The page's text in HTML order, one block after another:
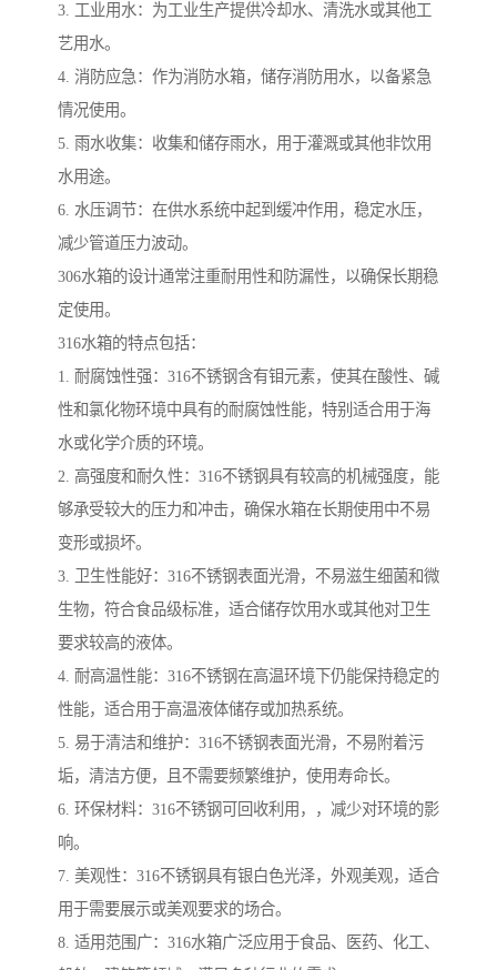
3. 工业用水：为工业生产提供冷却水、清洗水或其他工
艺用水。
4. 消防应急：作为消防水箱，储存消防用水，以备紧急
情况使用。
5. 雨水收集：收集和储存雨水，用于灌溉或其他非饮用
水用途。
6. 水压调节：在供水系统中起到缓冲作用，稳定水压，
减少管道压力波动。
306水箱的设计通常注重耐用性和防漏性，以确保长期稳
定使用。
316水箱的特点包括：
1. 耐腐蚀性强：316不锈钢含有钼元素，使其在酸性、碱
性和氯化物环境中具有的耐腐蚀性能，特别适合用于海
水或化学介质的环境。
2. 高强度和耐久性：316不锈钢具有较高的机械强度，能
够承受较大的压力和冲击，确保水箱在长期使用中不易
变形或损坏。
3. 卫生性能好：316不锈钢表面光滑，不易滋生细菌和微
生物，符合食品级标准，适合储存饮用水或其他对卫生
要求较高的液体。
4. 耐高温性能：316不锈钢在高温环境下仍能保持稳定的
性能，适合用于高温液体储存或加热系统。
5. 易于清洁和维护：316不锈钢表面光滑，不易附着污
垢，清洁方便，且不需要频繁维护，使用寿命长。
6. 环保材料：316不锈钢可回收利用，，减少对环境的影
响。
7. 美观性：316不锈钢具有银白色光泽，外观美观，适合
用于需要展示或美观要求的场合。
8. 适用范围广：316水箱广泛应用于食品、医药、化工、